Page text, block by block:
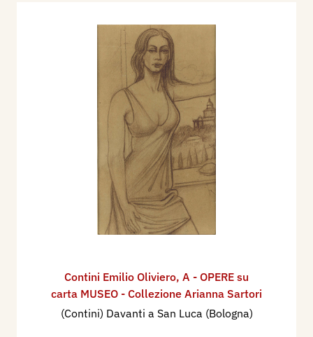
Contini Emilio Oliviero, A - OPERE su
carta MUSEO - Collezione Arianna Sartori
(Contini) Davanti a San Luca (Bologna)